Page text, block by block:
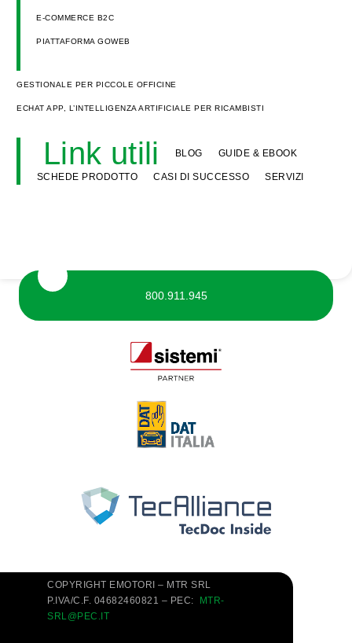
E-COMMERCE B2C
PIATTAFORMA GOWEB
GESTIONALE PER PICCOLE OFFICINE
ECHAT APP, L’INTELLIGENZA ARTIFICIALE PER RICAMBISTI
Link utili BLOG GUIDE & EBOOK
SCHEDE PRODOTTO CASI DI SUCCESSO SERVIZI
800.911.945
COPYRIGHT EMOTORI – MTR SRL
P.IVA/C.F. 04682460821 – PEC:
MTR-
SRL@PEC.IT